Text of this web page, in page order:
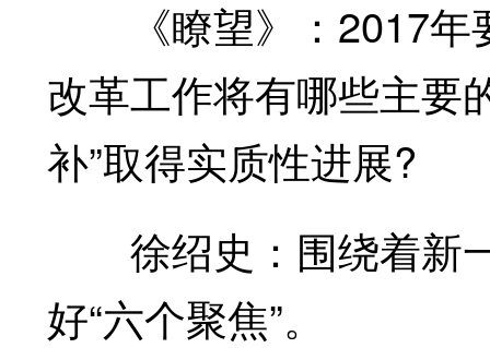
《瞭望》：2017年
改革工作将有哪些主要
补”取得实质性进展?
徐绍史：围绕着新
好“六个聚焦”。